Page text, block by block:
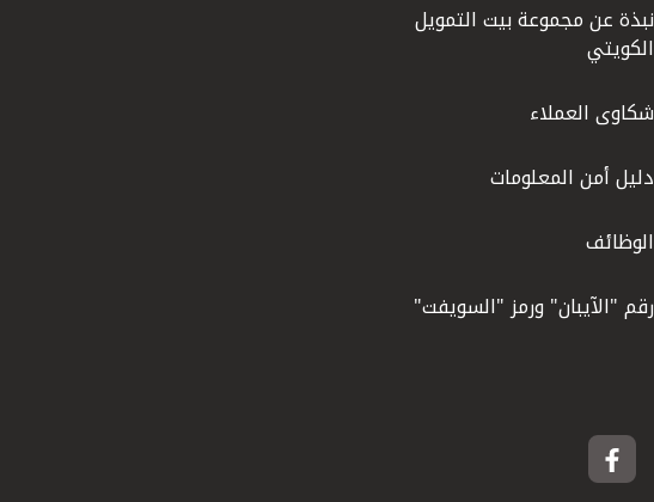
نبذة عن مجموعة بيت التمويل
الكويتي
شكاوى العملاء
دليل أمن المعلومات
الوظائف
رقم "الآيبان" ورمز "السويفت"